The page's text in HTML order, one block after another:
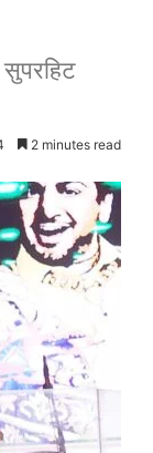
2 minutes read